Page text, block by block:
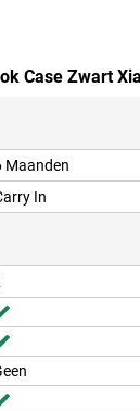
Case Zwart
Maanden
In